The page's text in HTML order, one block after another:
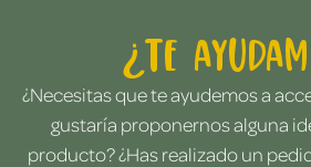
¿Te
¿Necesitas que te ayudemos a
gustaría proponernos alguna
producto? ¿Has realizado un